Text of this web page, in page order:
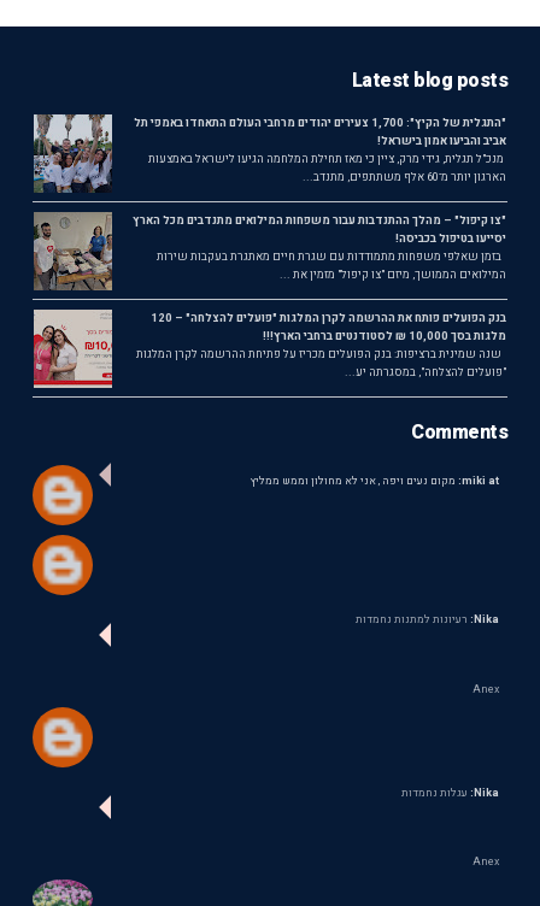
Latest blog posts
"התגלית של הקיץ": 1,700 צעירים יהודים מרחבי העולם התאחדו באמפי תל
אביב והביעו אמון בישראל!
מנכ"ל תגלית, גידי מרק, ציין כי מאז תחילת המלחמה הגיעו לישראל באמצעות
הארגון יותר מ־60 אלף משתתפים, מתנדב...
"צו קיפול" – מהלך ההתנדבות עבור משפחות המילואים מתנדבים מכל הארץ
יסייעו בטיפול בכביסה!
בזמן שאלפי משפחות מתמודדות עם שגרת חיים מאתגרת בעקבות שירות
המילואים הממושך, מיזם "צו קיפול" מזמין את ...
בנק הפועלים פותח את ההרשמה לקרן המלגות "פועלים להצלחה" – 120
מלגות בסך 10,000 ₪ לסטודנטים ברחבי הארץ!!!
שנה שמינית ברציפות: בנק הפועלים מכריז על פתיחת ההרשמה לקרן המלגות
"פועלים להצלחה", במסגרתה יע...
Comments
miki at: מקום נעים ויפה , אני לא מחולון וממש ממליץ
Nika: רעיונות למתנות נחמדות
Anex
Nika: עגלות נחמדות
Anex